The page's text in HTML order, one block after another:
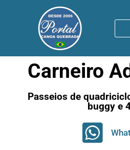
Carneiro
Passeios de
buggy e